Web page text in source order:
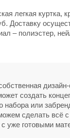
легкая куртка,
Доставку
– полиэстер,
создать
набора или
сделать всё
с уже готовыми